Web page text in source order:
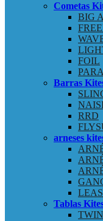
Cometas
BIG
FOIL
Barras
RRD
arneses
Tablas